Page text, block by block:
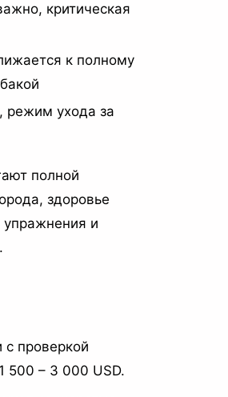
критическая
к полному
режим ухода за
полной
здоровье
и
проверкой
500 – 3 000 USD.